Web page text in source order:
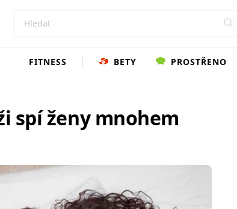
FITNESS BETY PROSTŘENO
spí ženy mnohem